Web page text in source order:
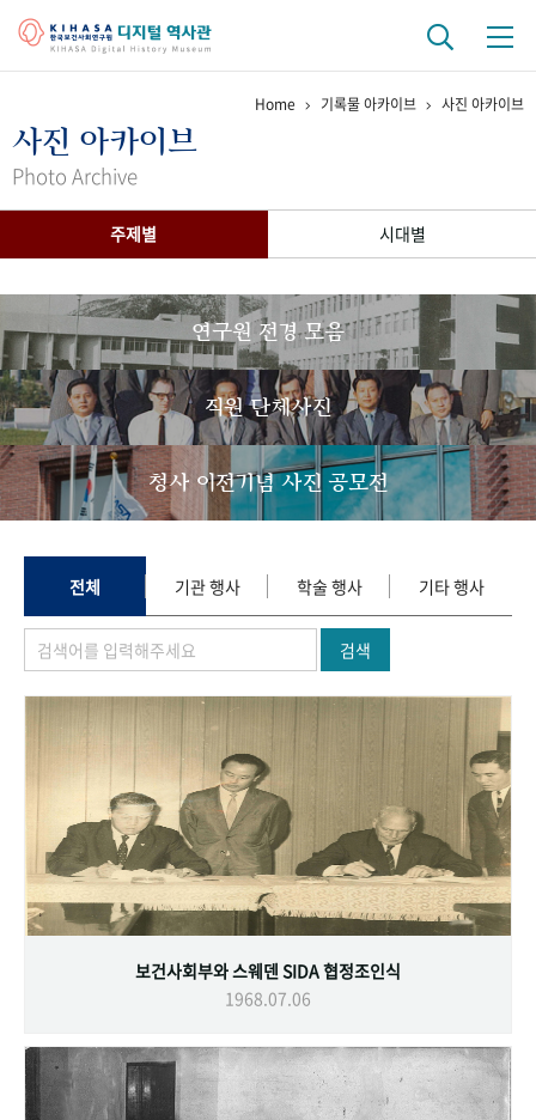
걸어온 길 기관 변천사
간행물 변천사
기록물 아카이브
사진 아카이브 문서 기록물 행정박물 영상 기록물
50+1 주년 기념
성과 50선 숫자로 보는 50년
세계와 함께 한 KIHASA
VR 역사관
Home 기록물 아카이브 사진 아카이브
사진 아카이브
Photo Archive
주제별 시대별
연구원 전경 모음
직원 단체사진
청사 이전기념 사진 공모전
전체 기관 행사 학술 행사 기타 행사
검색
보건사회부와 스웨덴 SIDA 협정조인식
1968.07.06